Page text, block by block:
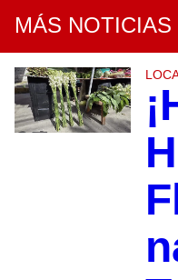
MÁS NOTICIAS